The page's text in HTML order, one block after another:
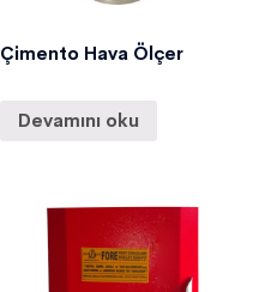
Çimento Hava Ölçer
Devamını oku